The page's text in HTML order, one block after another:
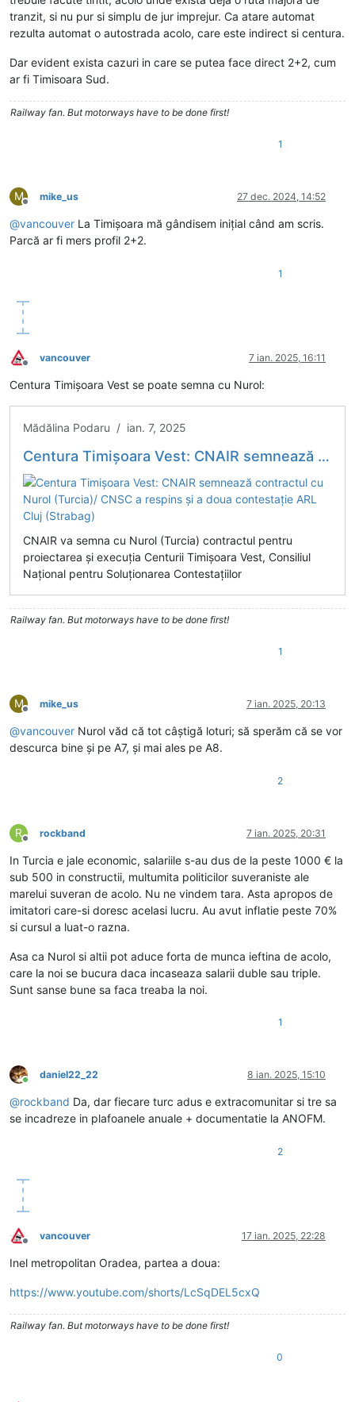
tranzit, si nu pur si simplu de jur imprejur. Ca atare automat
rezulta automat o autostrada acolo, care este indirect si centura.
Dar evident exista cazuri in care se putea face direct 2+2, cum
ar fi Timisoara Sud.
Railway fan. But motorways have to be done first!
1
M
Deconectat
mike_us 27 dec. 2024, 14:52
@vancouver La Timișoara mă gândisem inițial când am scris.
Parcă ar fi mers profil 2+2.
1
Deconectat
vancouver 7 ian. 2025, 16:11
Centura Timișoara Vest se poate semna cu Nurol:
Mădălina Podaru / ian. 7, 2025
Centura Timișoara Vest: CNAIR semnează contractul cu Nurol (Turcia)/ CNSC a respins și a doua contestație ARL Cluj (Strabag)
CNAIR va semna cu Nurol (Turcia) contractul pentru
proiectarea și execuția Centurii Timișoara Vest, Consiliul
Național pentru Soluționarea Contestațiilor
Railway fan. But motorways have to be done first!
1
M
Deconectat
mike_us 7 ian. 2025, 20:13
@vancouver Nurol văd că tot câștigă loturi; să sperăm că se vor
descurca bine și pe A7, și mai ales pe A8.
2
R
Deconectat
rockband 7 ian. 2025, 20:31
In Turcia e jale economic, salariile s-au dus de la peste 1000 € la
sub 500 in constructii, multumita politicilor suveraniste ale
marelui suveran de acolo. Nu ne vindem tara. Asta apropos de
imitatori care-si doresc acelasi lucru. Au avut inflatie peste 70%
si cursul a luat-o razna.
Asa ca Nurol si altii pot aduce forta de munca ieftina de acolo,
care la noi se bucura daca incaseaza salarii duble sau triple.
Sunt sanse bune sa faca treaba la noi.
1
Conectat
daniel22_22 8 ian. 2025, 15:10
@rockband Da, dar fiecare turc adus e extracomunitar si tre sa
se incadreze in plafoanele anuale + documentatie la ANOFM.
2
Deconectat
vancouver 17 ian. 2025, 22:28
Inel metropolitan Oradea, partea a doua:
https://www.youtube.com/shorts/LcSqDEL5cxQ
Railway fan. But motorways have to be done first!
0